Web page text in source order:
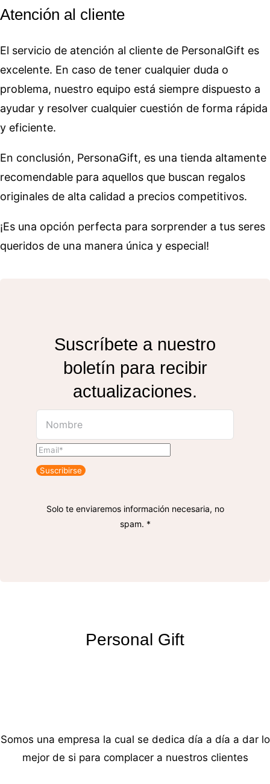
Atención al cliente
El servicio de atención al cliente de PersonalGift es
excelente. En caso de tener cualquier duda o
problema, nuestro equipo está siempre dispuesto a
ayudar y resolver cualquier cuestión de forma rápida
y eficiente.
En conclusión, PersonaGift, es una tienda altamente
recomendable para aquellos que buscan regalos
originales de alta calidad a precios competitivos.
¡Es una opción perfecta para sorprender a tus seres
queridos de una manera única y especial!
Suscríbete a nuestro
boletín para recibir
actualizaciones.
Suscribirse
Solo te enviaremos información necesaria, no
spam. *
Personal Gift
Somos una empresa la cual se dedica día a día a dar lo
mejor de si para complacer a nuestros clientes